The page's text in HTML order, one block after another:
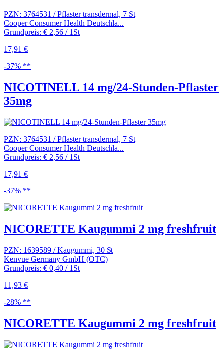
PZN: 3764531 / Pflaster transdermal, 7 St
Cooper Consumer Health Deutschla...
Grundpreis: € 2,56 / 1St
17,91 €
-37% **
NICOTINELL 14 mg/24-Stunden-Pflaster
35mg
PZN: 3764531 / Pflaster transdermal, 7 St
Cooper Consumer Health Deutschla...
Grundpreis: € 2,56 / 1St
17,91 €
-37% **
NICORETTE Kaugummi 2 mg freshfruit
PZN: 1639589 / Kaugummi, 30 St
Kenvue Germany GmbH (OTC)
Grundpreis: € 0,40 / 1St
11,93 €
-28% **
NICORETTE Kaugummi 2 mg freshfruit